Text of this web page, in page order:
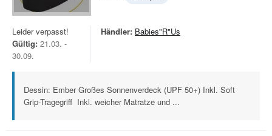
Leider verpasst!
Gültig: 21.03. -
30.09.
Händler: Babies"R"Us
Dessin: Ember Großes Sonnenverdeck (UPF 50+) Inkl. Soft
Grip-Tragegriff Inkl. weicher Matratze und ...